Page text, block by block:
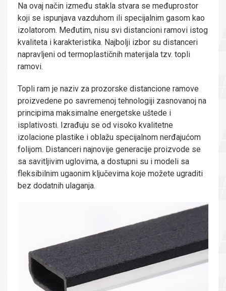
Na ovaj način između stakla stvara se međuprostor
koji se ispunjava vazduhom ili specijalnim gasom kao
izolatorom. Međutim, nisu svi distancioni ramovi istog
kvaliteta i karakteristika. Najbolji izbor su distanceri
napravljeni od termoplastičnih materijala tzv. topli
ramovi.
Topli ram je naziv za prozorske distancione ramove
proizvedene po savremenoj tehnologiji zasnovanoj na
principima maksimalne energetske uštede i
isplativosti. Izrađuju se od visoko kvalitetne
izolacione plastike i oblažu specijalnom nerđajućom
folijom. Distanceri najnovije generacije proizvode se
sa savitljivim uglovima, a dostupni su i modeli sa
fleksibilnim ugaonim ključevima koje možete ugraditi
bez dodatnih ulaganja.